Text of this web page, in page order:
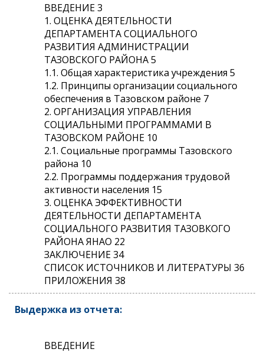
ВВЕДЕНИЕ 3
1. ОЦЕНКА ДЕЯТЕЛЬНОСТИ
ДЕПАРТАМЕНТА СОЦИАЛЬНОГО
РАЗВИТИЯ АДМИНИСТРАЦИИ
ТАЗОВСКОГО РАЙОНА 5
1.1. Общая характеристика учреждения 5
1.2. Принципы организации социального
обеспечения в Тазовском районе 7
2. ОРГАНИЗАЦИЯ УПРАВЛЕНИЯ
СОЦИАЛЬНЫМИ ПРОГРАММАМИ В
ТАЗОВСКОМ РАЙОНЕ 10
2.1. Социальные программы Тазовского
района 10
2.2. Программы поддержания трудовой
активности населения 15
3. ОЦЕНКА ЭФФЕКТИВНОСТИ
ДЕЯТЕЛЬНОСТИ ДЕПАРТАМЕНТА
СОЦИАЛЬНОГО РАЗВИТИЯ ТАЗОВКОГО
РАЙОНА ЯНАО 22
ЗАКЛЮЧЕНИЕ 34
СПИСОК ИСТОЧНИКОВ И ЛИТЕРАТУРЫ 36
ПРИЛОЖЕНИЯ 38
Выдержка из отчета:
ВВЕДЕНИЕ